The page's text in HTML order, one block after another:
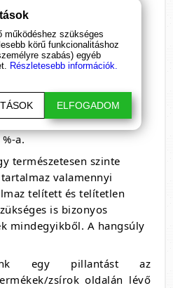
mennyiség a teljes
10-12 %-a.
zsírsavak:
és halak
az LDL koleszterin
a HDL koleszterin
a teljes napi
a.
természetesen szinte
valamennyi
telített és telítetlen
is bizonyos
mindegyikből. A hangsúly
egy pillantást az
zsírok oldalán lévő
működéshez szükséges
körű funkcionalitáshoz
szabás) egyéb
Részletesebb információk.
ELFOGADOM